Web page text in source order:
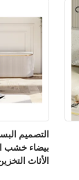
التصميم
بيضاء خشب
الأثاث